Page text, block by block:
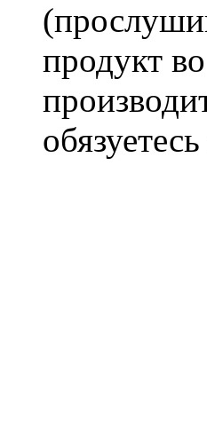
продукт